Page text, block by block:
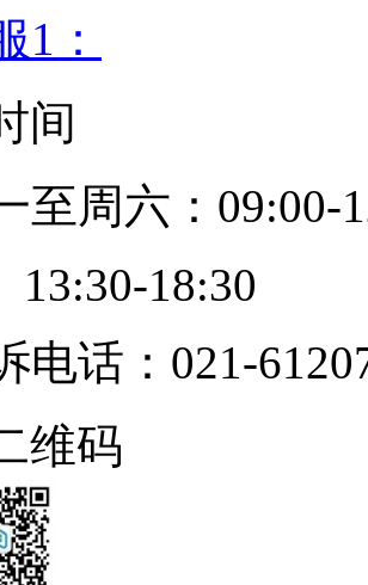
1：
间
至周六：09:00-
13:30-18:30
电话：021-
维码